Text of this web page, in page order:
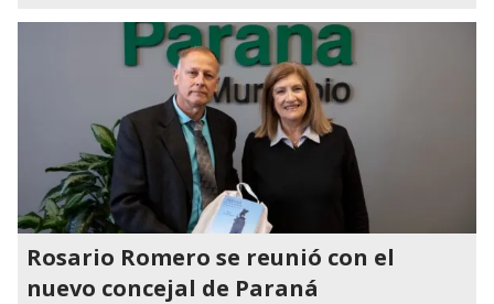
Rosario Romero se reunió con el
nuevo concejal de Paraná